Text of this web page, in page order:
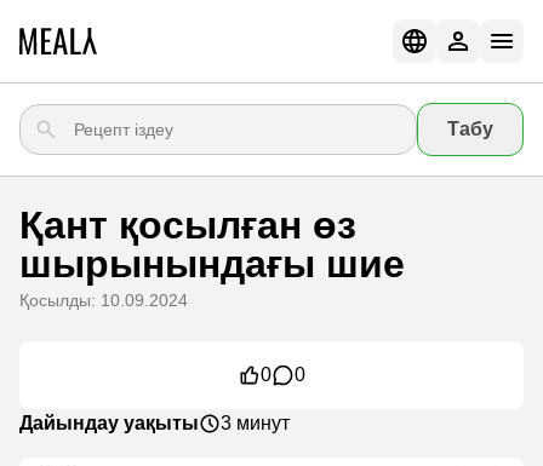
Табу
Қант қосылған өз
шырынындағы шие
Қосылды: 10.09.2024
0 0
Дайындау уақыты 3 минут